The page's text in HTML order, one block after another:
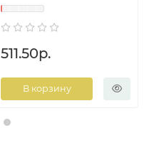
511.50р.
В корзину